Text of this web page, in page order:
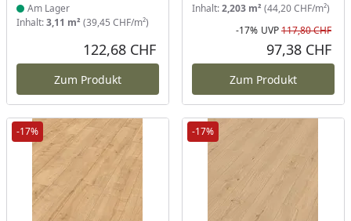
Am Lager
Inhalt:3,11 m² (39,45 CHF/m²)
122,68 CHF
Zum Produkt
Inhalt:2,203 m² (44,20 CHF/m²)
-17% UVP117,80 CHF
97,38 CHF
Zum Produkt
-17% -17%